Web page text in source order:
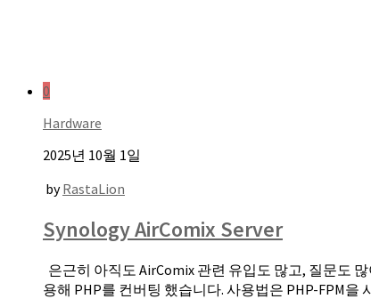
0
Hardware
2025년 10월 1일
byRastaLion
Synology AirComix Server
은근히 아직도 AirComix 관련 유입도 많고, 질문도
용해 PHP를 컨버팅 했습니다. 사용법은 PHP-FPM을